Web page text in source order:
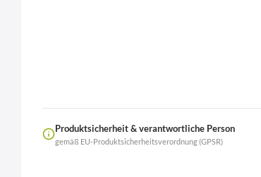
Produktsicherheit & verantwortliche Person
gemäß EU-Produktsicherheitsverordnung (GPSR)